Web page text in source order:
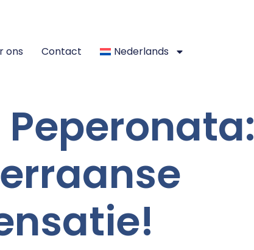
ons Contact Nederlands